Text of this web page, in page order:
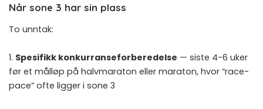
Når sone 3 har sin plass
To unntak:
1. Spesifikk konkurranseforberedelse — siste 4-6 uker
før et målløp på halvmaraton eller maraton, hvor “race-
pace” ofte ligger i sone 3